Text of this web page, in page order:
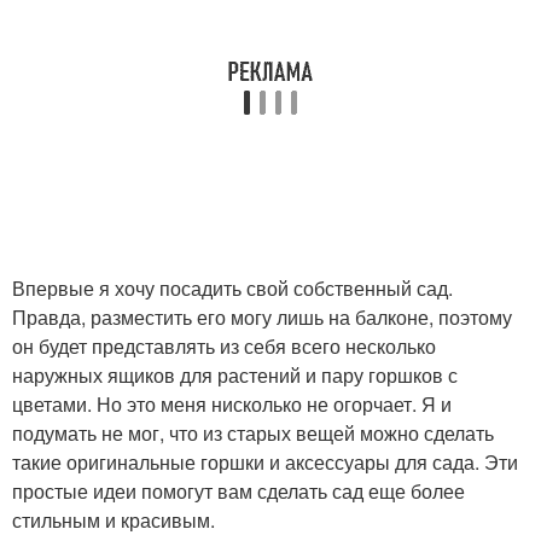
Впервые я хочу посадить свой собственный сад.
Правда, разместить его могу лишь на балконе, поэтому
он будет представлять из себя всего несколько
наружных ящиков для растений и пару горшков с
цветами. Но это меня нисколько не огорчает. Я и
подумать не мог, что из старых вещей можно сделать
такие оригинальные горшки и аксессуары для сада. Эти
простые идеи помогут вам сделать сад еще более
стильным и красивым.